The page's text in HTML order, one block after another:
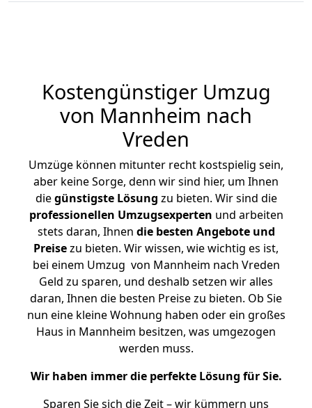
Kostengünstiger Umzug
von Mannheim nach
Vreden
Umzüge können mitunter recht kostspielig sein,
aber keine Sorge, denn wir sind hier, um Ihnen
diegünstigste Lösung zu bieten. Wir sind die
professionellen Umzugsexperten und arbeiten
stets daran, Ihnen die besten Angebote und
Preisezu bieten. Wir wissen, wie wichtig es ist,
bei einem Umzug von Mannheim nach Vreden
Geld zu sparen, und deshalb setzen wir alles
daran, Ihnen die besten Preise zu bieten. Ob Sie
nun eine kleine Wohnung haben oder ein großes
Haus in Mannheim besitzen, was umgezogen
werden muss.
Wir haben immer die perfekte Lösung für Sie.
Sparen Sie sich die Zeit – wir kümmern uns